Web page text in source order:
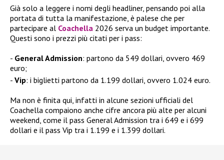
Già solo a leggere i nomi degli headliner, pensando poi alla
portata di tutta la manifestazione, è palese che per
partecipare al Coachella 2026 serva un budget importante.
Questi sono i prezzi più citati per i pass:
General Admission: partono da 549 dollari, ovvero 469
euro;
Vip: i biglietti partono da 1.199 dollari, ovvero 1.024 euro.
Ma non è finita qui, infatti in alcune sezioni ufficiali del
Coachella compaiono anche cifre ancora più alte per alcuni
weekend, come il pass General Admission tra i 649 e i 699
dollari e il pass Vip tra i 1.199 e i 1.399 dollari.